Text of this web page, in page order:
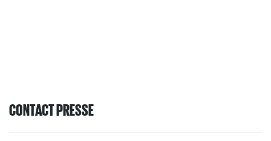
CONTACT PRESSE